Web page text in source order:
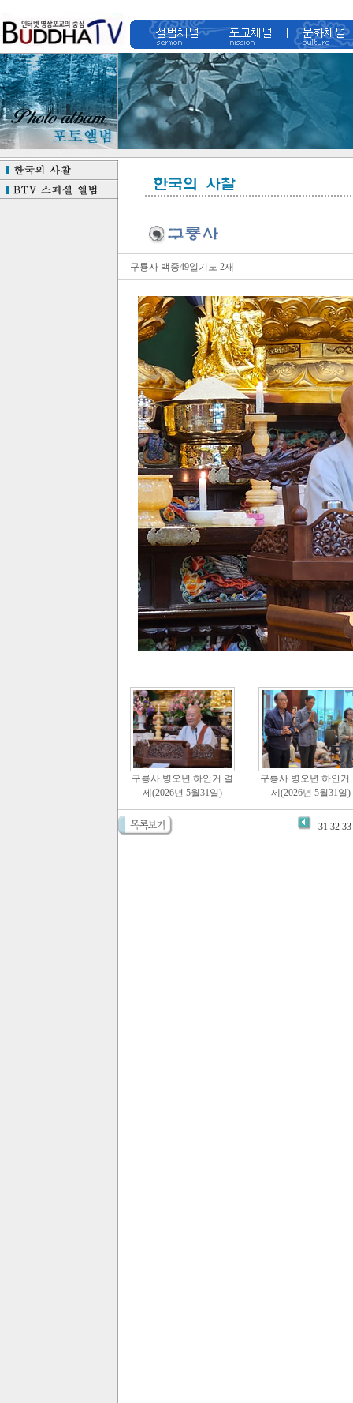
구룡사 백중49일기도 2재
구룡사 병오년 하안거 결
제(2026년 5월31일)
구룡사 병오년 하안거
제(2026년 5월31일)
31 32 33